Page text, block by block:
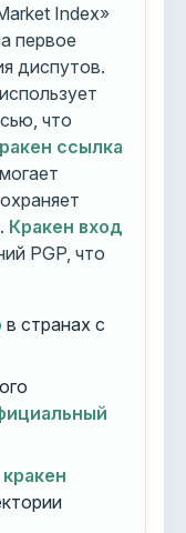
Index»
первое
диспутов.
использует
что
ссылка
Кракен вход
PGP, что
в странах с
кракен